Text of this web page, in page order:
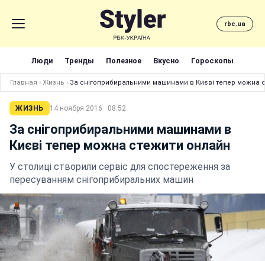
rbc.ua
Люди Тренды Полезное Вкусно Гороскопы
Главная › Жизнь › За снігоприбиральними машинами в Києві тепер можна
ЖИЗНЬ 14 ноября 2016 · 08:52
За снігоприбиральними машинами в
Києві тепер можна стежити онлайн
У столиці створили сервіс для спостереження за
пересуванням снігоприбиральних машин